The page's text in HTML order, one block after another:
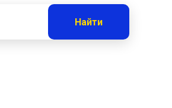
Найти